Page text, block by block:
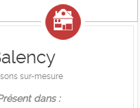
sur-mesure
dans :